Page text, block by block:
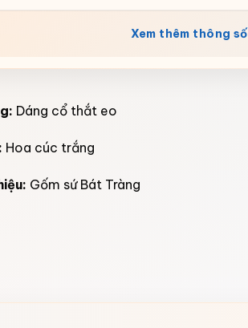
Xem thêm thông số
Dáng cổ thắt eo
Hoa cúc trắng
Gốm sứ Bát Tràng